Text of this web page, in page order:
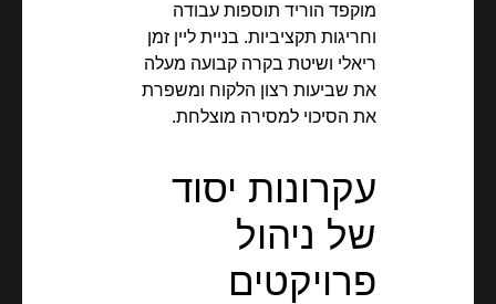
מוקפד הוריד תוספות עבודה
וחריגות תקציביות. בניית ליין זמן
ריאלי ושיטת בקרה קבועה מעלה
את שביעות רצון הלקוח ומשפרת
את הסיכוי למסירה מוצלחת.
עקרונות יסוד
של ניהול
פרויקטים